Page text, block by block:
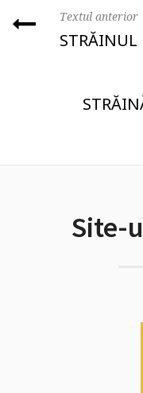
Textul anterior
STRĂINUL
Site-